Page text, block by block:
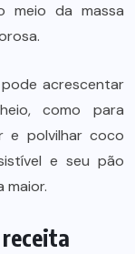
meio da massa
acrescentar
como para
e polvilhar coco
e seu pão
maior.